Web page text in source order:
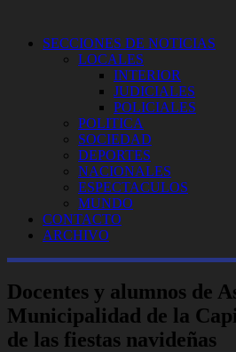
SECCIONES DE NOTICIAS
LOCALES
INTERIOR
JUDICIALES
POLICIALES
POLITICA
SOCIEDAD
DEPORTES
NACIONALES
ESPECTACULOS
MUNDO
CONTACTO
ARCHIVO
Docentes y alumnos de
Municipalidad de la
de las fiestas navideñas